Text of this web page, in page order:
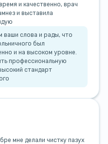
и качественно, врач
и выставила
ваши слова и рады, что
был
и на высоком уровне.
профессиональную
стандарт
мне делали чистку пазух